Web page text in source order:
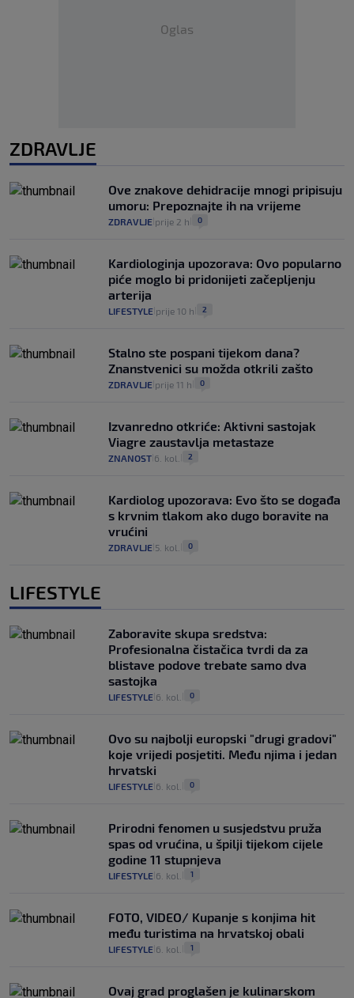
Oglas
ZDRAVLJE
Ove znakove dehidracije mnogi pripisuju
umoru: Prepoznajte ih na vrijeme
ZDRAVLJE prije 2 h 0
Kardiologinja upozorava: Ovo popularno
piće moglo bi pridonijeti začepljenju
arterija
LIFESTYLE prije 10 h 2
Stalno ste pospani tijekom dana?
Znanstvenici su možda otkrili zašto
ZDRAVLJE prije 11 h 0
Izvanredno otkriće: Aktivni sastojak
Viagre zaustavlja metastaze
ZNANOST 6. kol. 2
Kardiolog upozorava: Evo što se događa
s krvnim tlakom ako dugo boravite na
vrućini
ZDRAVLJE 5. kol. 0
LIFESTYLE
Zaboravite skupa sredstva:
Profesionalna čistačica tvrdi da za
blistave podove trebate samo dva
sastojka
LIFESTYLE 6. kol. 0
Ovo su najbolji europski "drugi gradovi"
koje vrijedi posjetiti. Među njima i jedan
hrvatski
LIFESTYLE 6. kol. 0
Prirodni fenomen u susjedstvu pruža
spas od vrućina, u špilji tijekom cijele
godine 11 stupnjeva
LIFESTYLE 6. kol. 1
FOTO, VIDEO/ Kupanje s konjima hit
među turistima na hrvatskoj obali
LIFESTYLE 6. kol. 1
Ovaj grad proglašen je kulinarskom